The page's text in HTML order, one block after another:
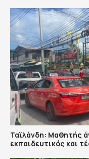
Ταϊλάνδη: Μαθητής
εκπαιδευτικός και